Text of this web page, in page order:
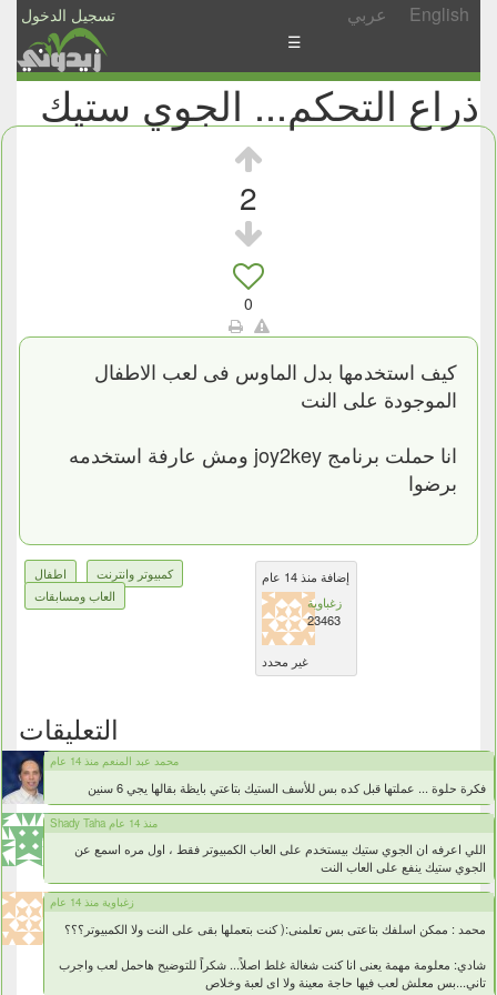
تسجيل الدخول عربي English
الأخبار
الأسئلة
☰
ذراع التحكم... الجوي ستيك
2
0
كيف استخدمها بدل الماوس فى لعب الاطفال
الموجودة على النت
انا حملت برنامج joy2key ومش عارفة استخدمه
برضوا
كمبيوتر وانترنت
اطفال
العاب ومسابقات
إضافة منذ 14 عام
زغباوية
23463
غير محدد
التعليقات
محمد عبد المنعم منذ 14 عام
فكرة حلوة ... عملتها قبل كده بس للأسف الستيك بتاعتي بايظة بقالها يجي 6 سنين
Shady Taha منذ 14 عام
اللي اعرفه ان الجوي ستيك بيستخدم على العاب الكمبيوتر فقط ، اول مره اسمع عن
الجوي ستيك ينفع على العاب النت
زغباوية منذ 14 عام
محمد : ممكن اسلفك بتاعتى بس تعلمنى:( كنت بتعملها بقى على النت ولا الكمبيوتر؟؟؟
شادي: معلومة مهمة يعنى انا كنت شغالة غلط اصلاً... شكراً للتوضيح هاحمل لعب واجرب
تاني...بس معلش لعب فيها حاجة معينة ولا اى لعبة وخلاص